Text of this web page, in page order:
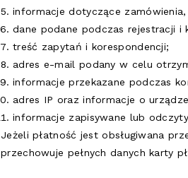
informacje dotyczące
dane podane podczas rejestracji i
treść zapytań i korespondencji;
adres e-mail podany w celu
informacje przekazane podczas
adres IP oraz informacje o
informacje zapisywane lub
Jeżeli płatność jest obsługiwana
przechowuje pełnych danych karty